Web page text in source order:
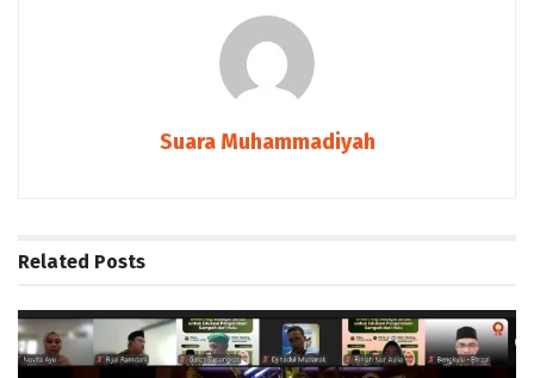
Suara Muhammadiyah
Related Posts